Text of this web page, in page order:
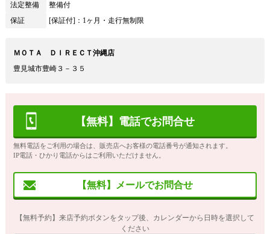
法定整備
整備付
保証
[保証付]：1ヶ月・走行無制限
ＭＯＴＡ ＤＩＲＥＣＴ沖縄店
豊見城市豊崎３－３５
【無料】電話でお問合せ
無料電話をご利用の場合は、販売店へお客様の電話番号が通知されます。
IP電話・ひかり電話からはご利用いただけません。
【無料】メールでお問合せ
【無料予約】来店予約ボタンをタップ後、カレンダーから日時を選択して
ください